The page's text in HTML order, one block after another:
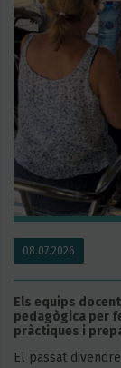
08.07.2026
Els equips
pedagògica per
pràctiques i
El passat